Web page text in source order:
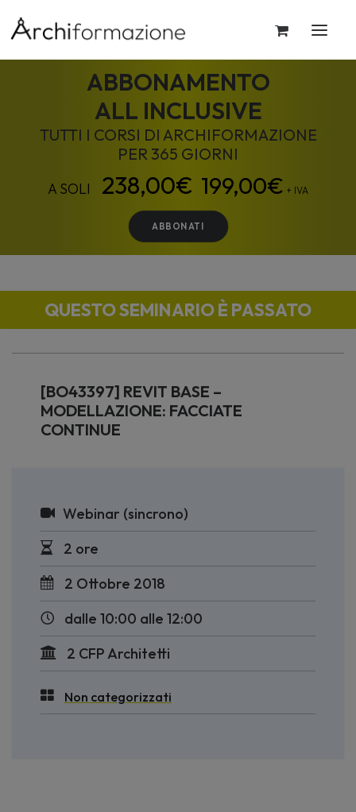
ABBONAMENTO
ALL INCLUSIVE
TUTTI I CORSI DI ARCHIFORMAZIONE
PER 365 GIORNI
199,00€ + IVA
ABBONATI
QUESTO SEMINARIO È PASSATO
[BO43397] REVIT BASE –
MODELLAZIONE: FACCIATE
CONTINUE
Webinar (sincrono)
2 ore
2 Ottobre 2018
dalle 10:00 alle 12:00
2 CFP Architetti
Non categorizzati